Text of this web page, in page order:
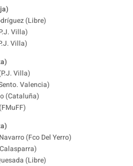
(Libre)
Villa)
Villa)
Villa)
Valencia)
(Cataluña)
(Fco Del Yerro)
(Libre)